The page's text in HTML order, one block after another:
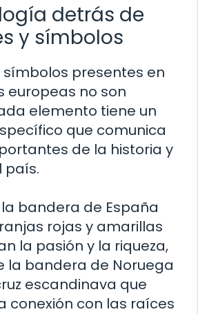
detrás de
y símbolos
símbolos presentes en
europeas no son
elemento tiene un
que comunica
de la historia y
país.
bandera de España
rojas y amarillas
la pasión y la riqueza,
la bandera de Noruega
escandinava que
conexión con las raíces